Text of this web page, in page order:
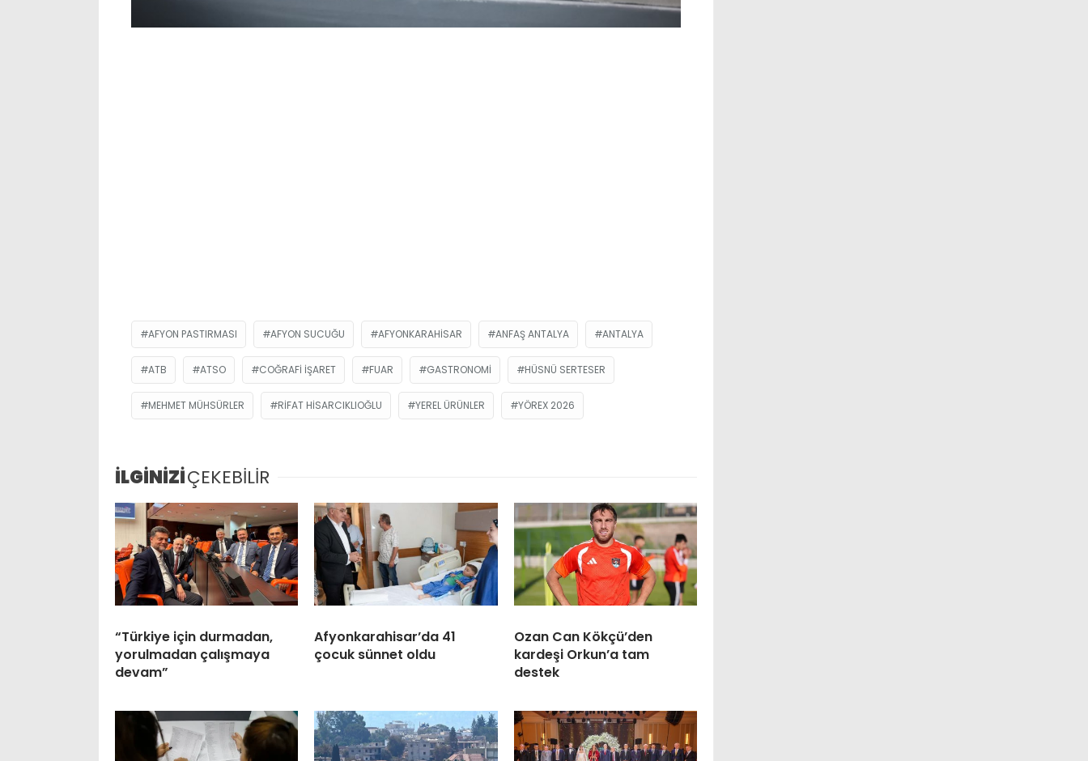
AFYON PASTIRMASI AFYON SUCUĞU AFYONKARAHISAR ANFAŞ ANTALYA ANTALYA
ATB ATSO COĞRAFI IŞARET FUAR GASTRONOMI HÜSNÜ SERTESER
MEHMET MÜHSÜRLER RİFAT HİSARCIKLIOĞLU YEREL ÜRÜNLER YÖREX 2026
İLGİNİZİÇEKEBİLİR
“Türkiye için durmadan,
yorulmadan çalışmaya
devam”
Afyonkarahisar’da 41
çocuk sünnet oldu
Ozan Can Kökçü’den
kardeşi Orkun’a tam
destek